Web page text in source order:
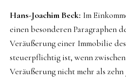
Hans-Joachim Beck: Im
einen besonderen Paragraphen
Veräußerung einer Immobilie
steuerpflichtig ist, wenn
Veräußerung nicht mehr als zehn